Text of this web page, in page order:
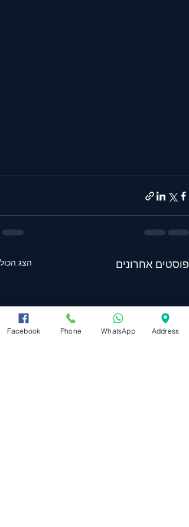
פוסטים אחרונים הצג הכול
Facebook Phone WhatsApp Address